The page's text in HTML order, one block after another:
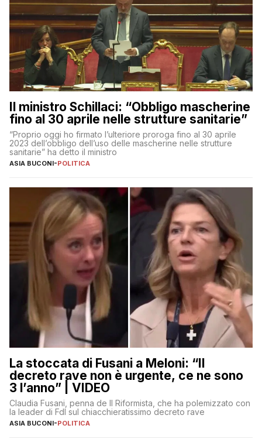
Il ministro Schillaci: “Obbligo mascherine
fino al 30 aprile nelle strutture sanitarie”
“Proprio oggi ho firmato l’ulteriore proroga fino al 30 aprile
2023 dell’obbligo dell’uso delle mascherine nelle strutture
sanitarie” ha detto il ministro
ASIA BUCONI-POLITICA
La stoccata di Fusani a Meloni: “Il
decreto rave non è urgente, ce ne sono
3 l’anno” | VIDEO
Claudia Fusani, penna de Il Riformista, che ha polemizzato con
la leader di FdI sul chiacchieratissimo decreto rave
ASIA BUCONI-POLITICA